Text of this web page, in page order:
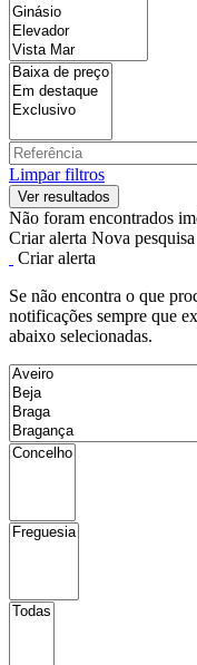
Limpar filtros
Não foram encontrados
Criar alerta Nova pesquisa
Criar alerta
Se não encontra o que
notificações sempre que
abaixo selecionadas.